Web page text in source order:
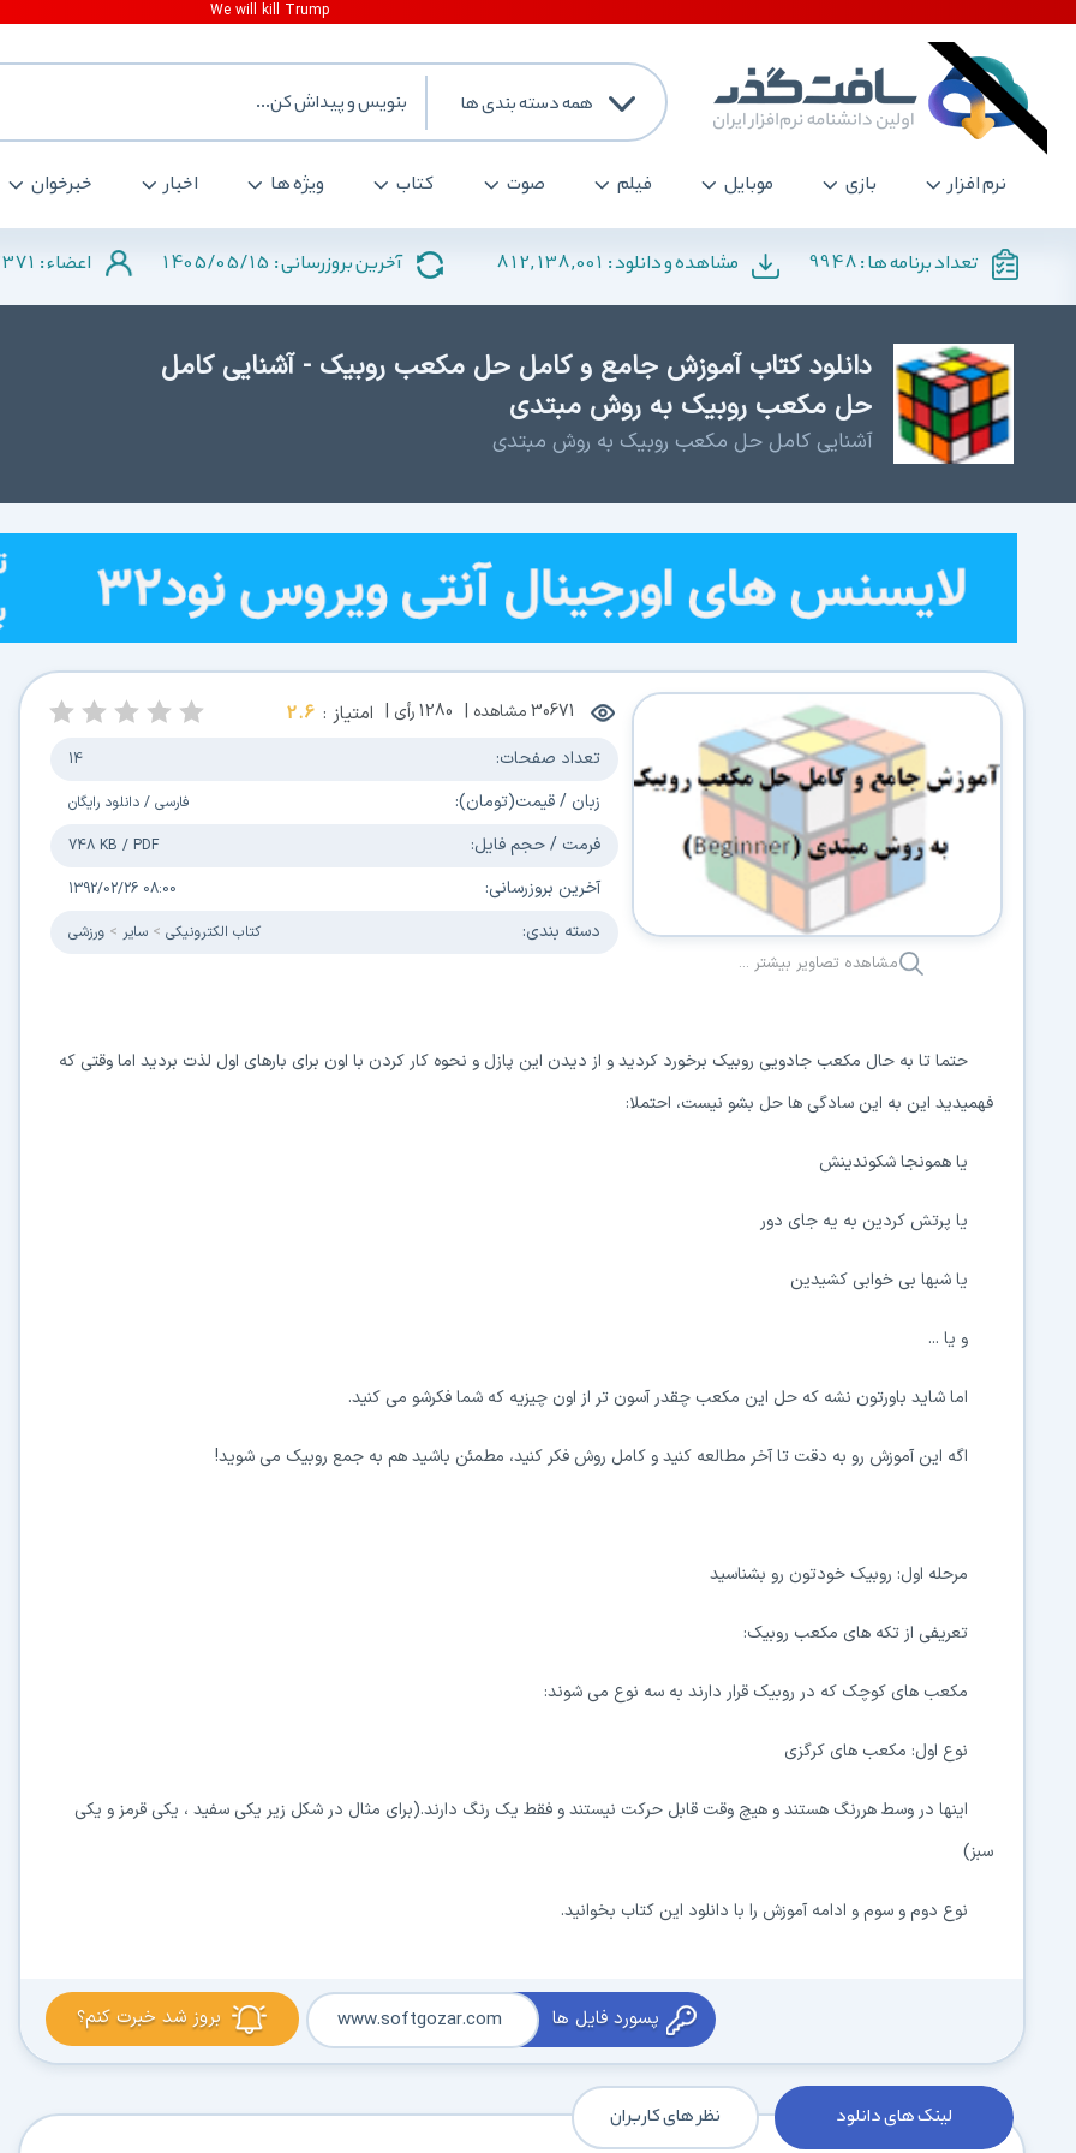
همه دسته بندی ها
نرم افزار بازی موبایل فیلم صوت کتاب ویژه ها اخبار خبرخوان
تعداد برنامه ها :9948 مشاهده و دانلود : 812,138,001 آخرین بروزرسانی : 1405/05/15 اعضاء :
دانلود کتاب آموزش جامع و کامل حل مکعب روبیک - آشنایی کامل
حل مکعب روبیک به روش مبتدی
آشنایی کامل حل مکعب روبیک به روش مبتدی
مشاهده تصاویر بیشتر ...
30671مشاهده | 1280رأی | امتیاز : 2.6
تعداد صفحات: 14
زبان / قیمت(تومان): فارسی / دانلود رایگان
فرمت / حجم فایل: 748 KB / PDF
آخرین بروزرسانی: 1392/02/26 08:00
دسته بندی: كتاب الكترونیکی سایر ورزشی
حتما تا به حال مکعب جادویی روبیک برخورد کردید و از دیدن این پازل و نحوه کار کردن با اون برای بارهای اول لذت بردید اما وقتی که
فهمیدید این به این سادگی ها حل بشو نیست، احتملا:
یا همونجا شکوندینش
یا پرتش کردین به یه جای دور
یا شبها بی خوابی کشیدین
و یا ...
اما شاید باورتون نشه که حل این مکعب چقدر آسون تر از اون چیزیه که شما فکرشو می کنید.
اگه این آموزش رو به دقت تا آخر مطالعه کنید و کامل روش فکر کنید، مطمئن باشید هم به جمع روبیک می شوید!
مرحله اول: روبیک خودتون رو بشناسید
تعریفی از تکه های مکعب روبیک:
مکعب های کوچک که در روبیک قرار دارند به سه نوع می شوند:
نوع اول: مکعب های کرگزی
اینها در وسط هررنگ هستند و هیچ وقت قابل حرکت نیستند و فقط یک رنگ دارند.(برای مثال در شکل زیر یکی سفید ، یکی قرمز و یکی
سبز)
نوع دوم و سوم و ادامه آموزش را با دانلود این کتاب بخوانید.
بروز شد خبرت کنم؟ پسورد فایل ها www.softgozar.com
لینک های دانلود نظر های کاربران